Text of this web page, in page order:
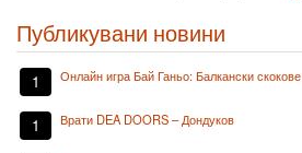
Публикувани новини
1 Онлайн игра Бай Ганьо: Балкански скокове
1 Врати DEA DOORS – Дондуков